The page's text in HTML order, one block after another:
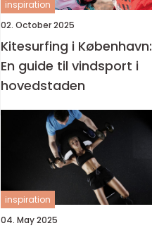
inspiration
02. October 2025
Kitesurfing i København:
En guide til vindsport i
hovedstaden
inspiration
04. May 2025